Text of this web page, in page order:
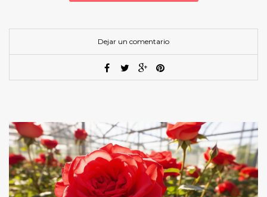
Dejar un comentario